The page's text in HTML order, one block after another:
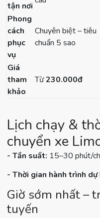
tận nơi
Phong
cách
phục
vụ
Chuyên biệt – tiêu
chuẩn 5 sao
Giá
tham
khảo
Từ230.000đ
Lịch chạy &
chuyển xe
- Tần suất: 15–30 phút/
- Thời gian hành trình dự
Giờ sớm nhất –
tuyến